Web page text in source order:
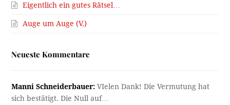
Eigentlich ein gutes Rätsel…
Auge um Auge (V.)
Neueste Kommentare
Manni Schneiderbauer: VIelen Dank! Die Vermutung hat
sich bestätigt. Die Null auf…